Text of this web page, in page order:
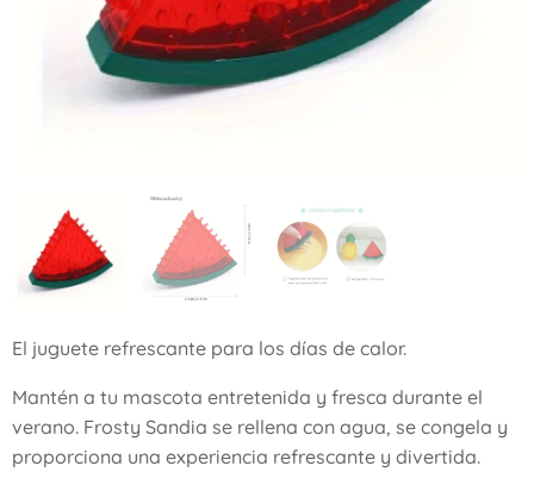
El juguete refrescante para los días de calor.
Mantén a tu mascota entretenida y fresca durante el
verano. Frosty Sandia se rellena con agua, se congela y
proporciona una experiencia refrescante y divertida.